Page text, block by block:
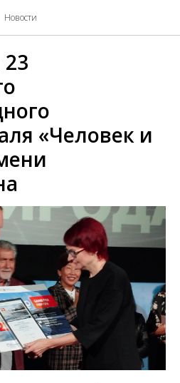
Новости
«Человек и